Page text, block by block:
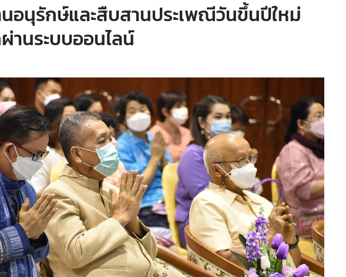
อนุรักษ์และสืบสานประเพณีวันขึ้นปีใหม่
านระบบออนไลน์